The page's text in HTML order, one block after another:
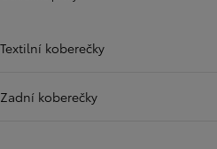
Textilní koberečky
Zadní koberečky